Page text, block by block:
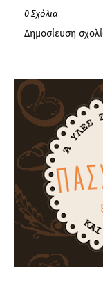
0 Σχόλια
Δημοσίευση